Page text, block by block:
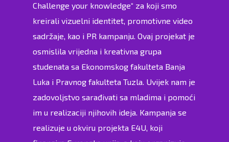
Challenge your knowledge“ za koji smo
kreirali vizuelni identitet, promotivne video
sadržaje, kao i PR kampanju. Ovaj projekat je
osmislila vrijedna i kreativna grupa
studenata sa Ekonomskog fakulteta Banja
Luka i Pravnog fakulteta Tuzla. Uvijek nam je
zadovoljstvo sarađivati sa mladima i pomoći
im u realizaciji njihovih ideja. Kampanja se
realizuje u okviru projekta E4U, koji